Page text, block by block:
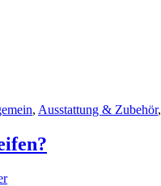
, Ausstattung & Zubehör,